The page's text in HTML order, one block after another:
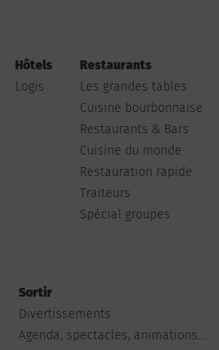
Hôtels
Logis
Restaurants
Les grandes tables
Cuisine bourbonnaise
Restaurants & Bars
Cuisine du monde
Restauration rapide
Traiteurs
Spécial groupes
Sortir
Divertissements
Agenda, spectacles, animations...